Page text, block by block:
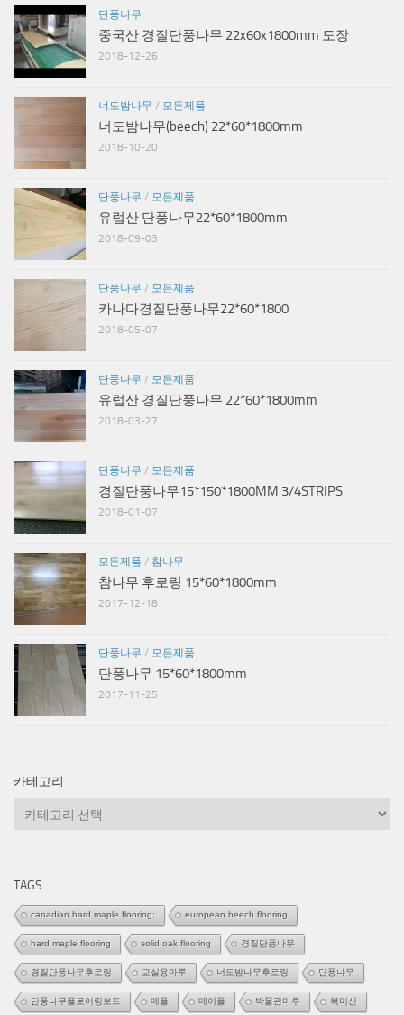
단풍나무
중국산 경질단풍나무 22x60x1800mm 도장
2018-12-26
너도밤나무 / 모든제품
너도밤나무(beech) 22*60*1800mm
2018-10-20
단풍나무 / 모든제품
유럽산 단풍나무22*60*1800mm
2018-09-03
단풍나무 / 모든제품
카나다경질단풍나무22*60*1800
2018-05-07
단풍나무 / 모든제품
유럽산 경질단풍나무 22*60*1800mm
2018-03-27
단풍나무 / 모든제품
경질단풍나무15*150*1800MM 3/4STRIPS
2018-01-07
모든제품 / 참나무
참나무 후로링 15*60*1800mm
2017-12-18
단풍나무 / 모든제품
단풍나무 15*60*1800mm
2017-11-25
카테고리
카
TAGS
canadian hard maple flooring; european beech flooring
hard maple flooring solid oak flooring 경질단풍나무
경질단풍나무후로링 교실용마루 너도밤나무후로링 단풍나무
단풍나무플로어링보드 매플 메이플 박물관마루 북미산